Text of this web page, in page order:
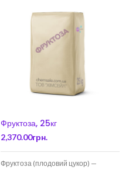
Фруктоза, 25кг
2,370.00грн.
Фруктоза (плодовий цукор) —